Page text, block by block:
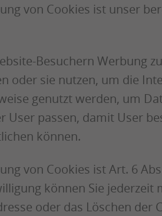
von Cookies ist unser
Besuchern Werbung
oder sie nutzen, um die
genutzt werden, um
User passen, damit User
können.
von Cookies ist Art. 6
können Sie
oder das Löschen der